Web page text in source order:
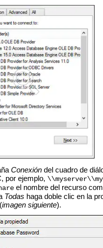
Conexióndel cuadro de
por ejemplo,
el nombre del recurso
Todas haga doble clic en la
imagen siguiente).